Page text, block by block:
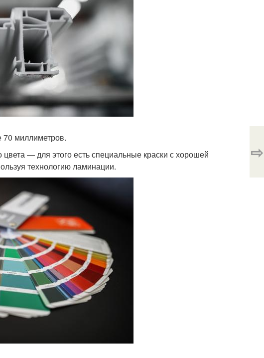
миллиметров.
— для этого есть специальные краски с хорошей
технологию ламинации.
⇨